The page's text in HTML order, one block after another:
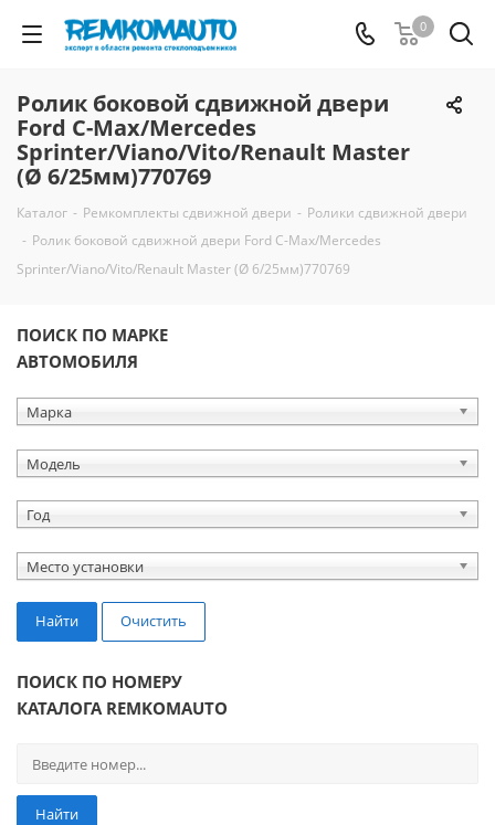
0
Ролик боковой сдвижной двери
Ford C-Max/Mercedes
Sprinter/Viano/Vito/Renault Master
(Ø 6/25мм)770769
Каталог - Ремкомплекты сдвижной двери - Ролики сдвижной двери
- Ролик боковой сдвижной двери Ford C-Max/Mercedes
Sprinter/Viano/Vito/Renault Master (Ø 6/25мм)770769
ПОИСК ПО МАРКЕ
АВТОМОБИЛЯ
Марка
Модель
Год
Место установки
Найти Очистить
ПОИСК ПО НОМЕРУ
КАТАЛОГА REMKOMAUTO
Найти